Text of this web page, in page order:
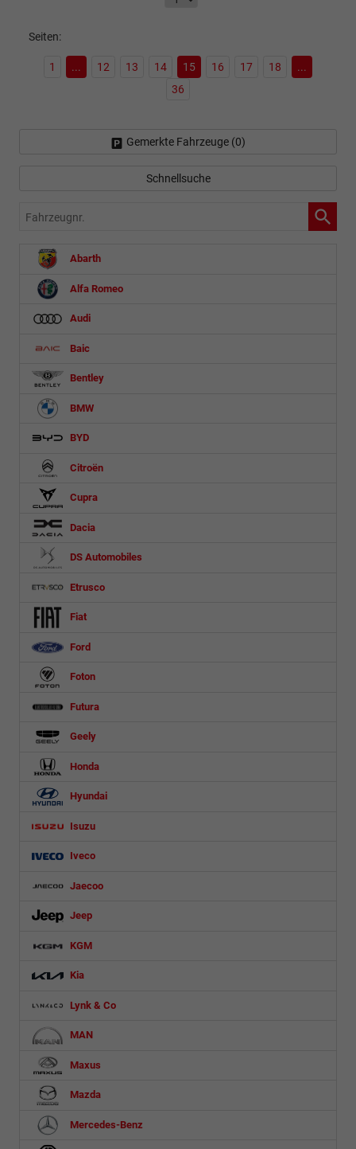
Seiten:
1 ... 12 13 14 15 16 17 18
...
36
Gemerkte Fahrzeuge (0)
Schnellsuche
Fahrzeugnr.
Abarth
Alfa Romeo
Audi
Baic
Bentley
BMW
BYD
Citroën
Cupra
Dacia
DS Automobiles
Etrusco
Fiat
Ford
Foton
Futura
Geely
Honda
Hyundai
Isuzu
Iveco
Jaecoo
Jeep
KGM
Kia
Lynk & Co
MAN
Maxus
Mazda
Mercedes-Benz